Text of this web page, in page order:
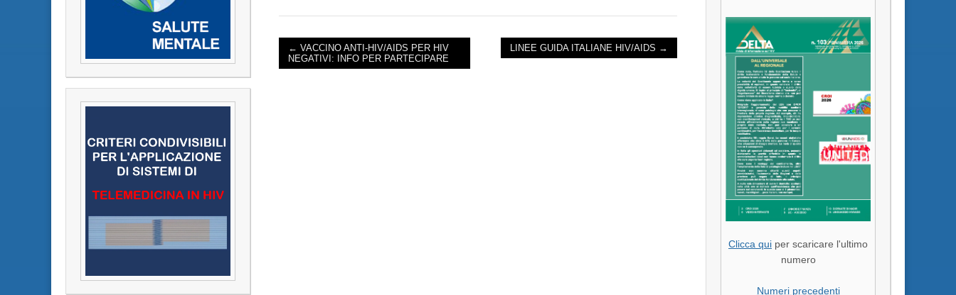
POST NAVIGATION
← VACCINO ANTI-HIV/AIDS PER HIV
NEGATIVI: INFO PER PARTECIPARE
LINEE GUIDA ITALIANE HIV/AIDS →
Clicca qui per scaricare l'ultimo
numero
Numeri precedenti